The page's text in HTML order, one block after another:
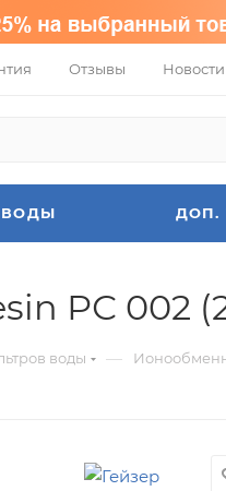
Отзывы Новости
ВОДЫ ДОП.
РС 002
воды —